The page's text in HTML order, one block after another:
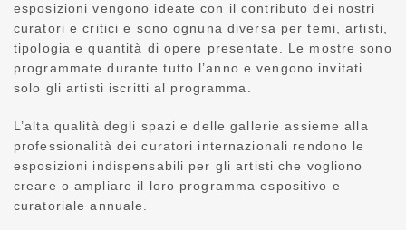
esposizioni vengono ideate con il contributo dei nostri
curatori e critici e sono ognuna diversa per temi, artisti,
tipologia e quantità di opere presentate. Le mostre sono
programmate durante tutto l’anno e vengono invitati
solo gli artisti iscritti al programma.
L’alta qualità degli spazi e delle gallerie assieme alla
professionalità dei curatori internazionali rendono le
esposizioni indispensabili per gli artisti che vogliono
creare o ampliare il loro programma espositivo e
curatoriale annuale.